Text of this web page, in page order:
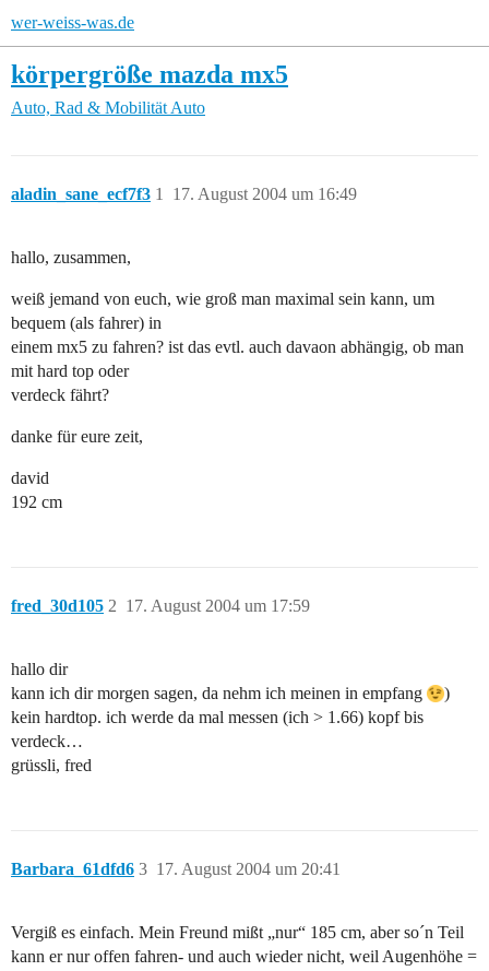
wer-weiss-was.de
körpergröße mazda mx5
Auto, Rad & Mobilität Auto
aladin_sane_ecf7f3 17. August 2004 um 16:49
1
hallo, zusammen,
weiß jemand von euch, wie groß man maximal sein kann, um
bequem (als fahrer) in
einem mx5 zu fahren? ist das evtl. auch davaon abhängig, ob man
mit hard top oder
verdeck fährt?
danke für eure zeit,
david
192 cm
fred_30d105 17. August 2004 um 17:59
2
hallo dir
kann ich dir morgen sagen, da nehm ich meinen in empfang
)
kein hardtop. ich werde da mal messen (ich > 1.66) kopf bis
verdeck…
grüssli, fred
Barbara_61dfd6 17. August 2004 um 20:41
3
Vergiß es einfach. Mein Freund mißt „nur“ 185 cm, aber so´n Teil
kann er nur offen fahren- und auch wieder nicht, weil Augenhöhe =